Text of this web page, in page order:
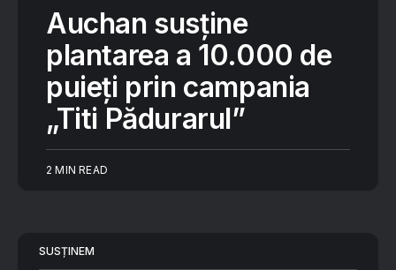
Auchan susține
plantarea a 10.000 de
puieți prin campania
„Titi Pădurarul”
2 MIN READ
SUSȚINEM